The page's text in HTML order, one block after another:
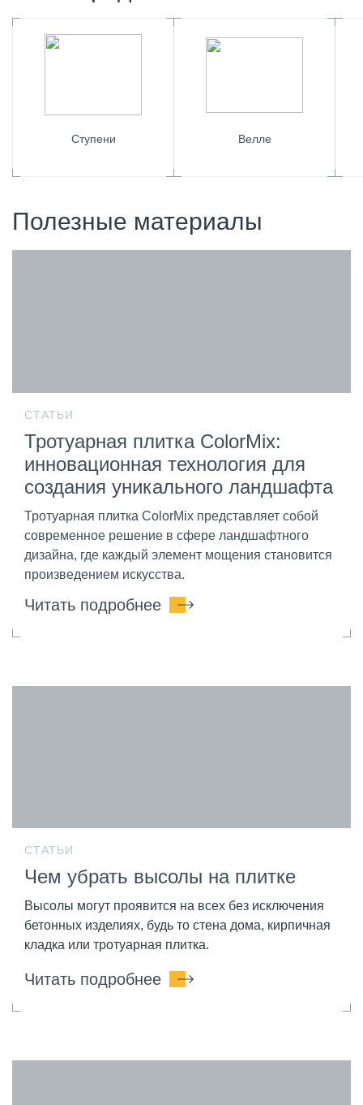
Ступени Велле
Полезные материалы
СТАТЬИ
Тротуарная плитка ColorMix:
инновационная технология для
создания уникального ландшафта
Тротуарная плитка ColorMix представляет собой
современное решение в сфере ландшафтного
дизайна, где каждый элемент мощения становится
произведением искусства.
Читать подробнее
СТАТЬИ
Чем убрать высолы на плитке
Высолы могут проявится на всех без исключения
бетонных изделиях, будь то стена дома, кирпичная
кладка или тротуарная плитка.
Читать подробнее